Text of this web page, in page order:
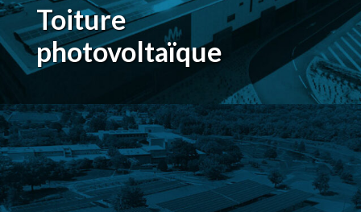
Toiture
photovoltaïque